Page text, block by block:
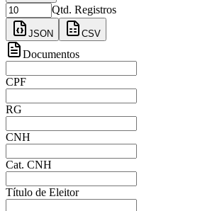
Qtd. Registros
JSON CSV
Documentos
CPF
RG
CNH
Cat. CNH
Título de Eleitor